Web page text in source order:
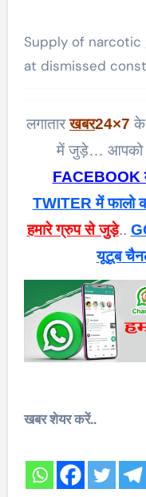
Supply of narcotic
at dismissed
लगातारखबर24×7 के
में जुड़े… आपको
FACEBOOK
TWITER में फालो
हमारे ग्रुप से जुड़े..
यूटूब
खबर शेयर करें..